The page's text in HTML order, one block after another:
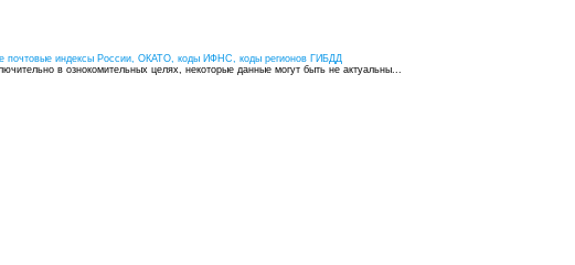
почтовые индексы России, ОКАТО, коды ИФНС, коды регионов ГИБДД
в ознокомительных целях, некоторые данные могут быть не актуальны...